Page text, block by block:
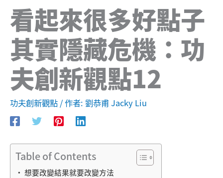
看起來很多好點子
其實隱藏危機：功
夫創新觀點12
功夫創新觀點 / 作者: 劉恭甫 Jacky Liu
Table of Contents
想要改變結果就要改變方法